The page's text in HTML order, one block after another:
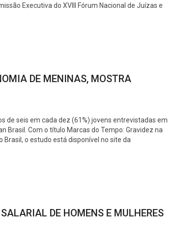
Executiva do XVIII Fórum Nacional de Juízas e
DE MENINAS, MOSTRA
de seis em cada dez (61%) jovens entrevistadas em
Brasil. Com o título Marcas do Tempo: Gravidez na
Brasil, o estudo está disponível no site da
DE HOMENS E MULHERES